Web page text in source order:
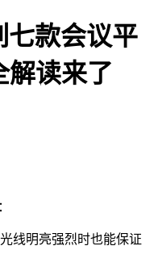
款会议平
解读来了
明亮强烈时也能保证